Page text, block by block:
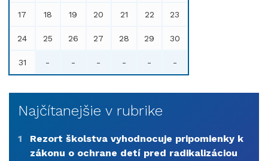
17 18 19 20 21 22 23
24 25 26 27 28 29 30
31 - - - - - -
Najčítanejšie v rubrike
1
Rezort školstva vyhodnocuje pripomienky k
zákonu o ochrane detí pred radikalizáciou